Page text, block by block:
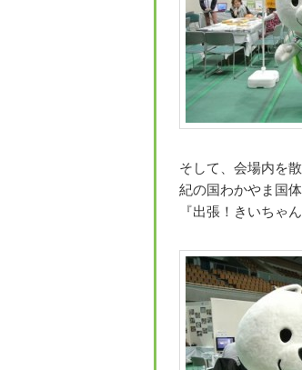
そして、会場内を
紀の国わかやま国
『出張！きいちゃ